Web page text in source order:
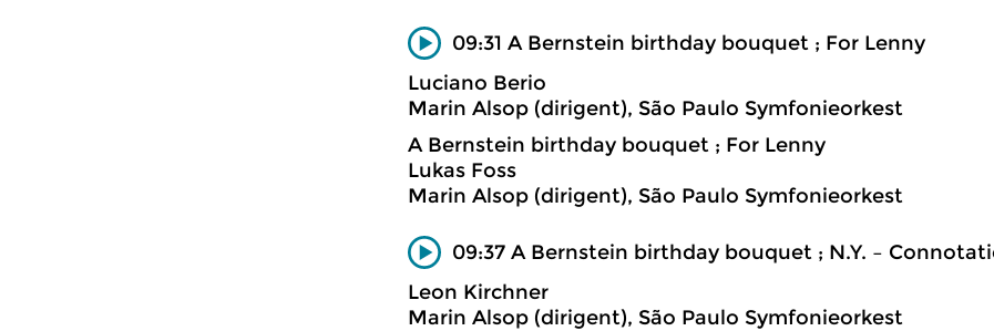
09:31 A Bernstein birthday bouquet ; For Lenny
Luciano Berio
Marin Alsop (dirigent), São Paulo Symfonieorkest
A Bernstein birthday bouquet ; For Lenny
Lukas Foss
Marin Alsop (dirigent), São Paulo Symfonieorkest
09:37 A Bernstein birthday bouquet ; N.Y. –
Leon Kirchner
Marin Alsop (dirigent), São Paulo Symfonieorkest